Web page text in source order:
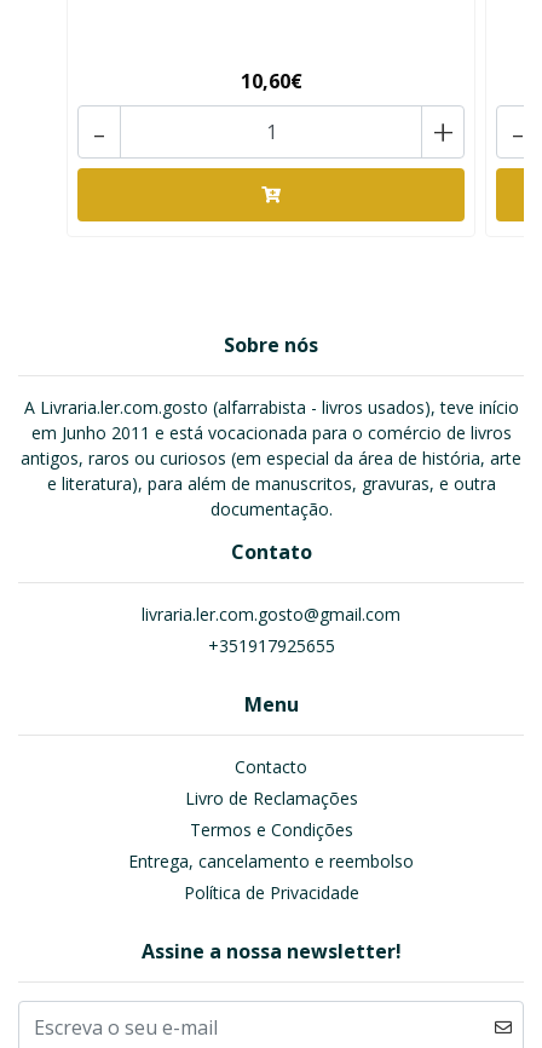
10,60€
+
- -
Sobre nós
A Livraria.ler.com.gosto (alfarrabista - livros usados), teve início
em Junho 2011 e está vocacionada para o comércio de livros
antigos, raros ou curiosos (em especial da área de história, arte
e literatura), para além de manuscritos, gravuras, e outra
documentação.
Contato
livraria.ler.com.gosto@gmail.com
+351917925655
Menu
Contacto
Livro de Reclamações
Termos e Condições
Entrega, cancelamento e reembolso
Política de Privacidade
Assine a nossa newsletter!